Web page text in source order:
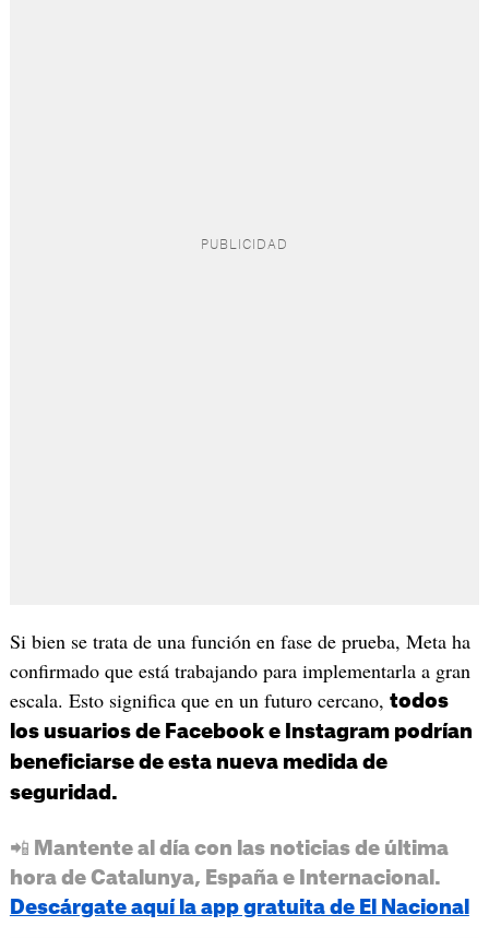
Si bien se trata de una función en fase de prueba, Meta ha
confirmado que está trabajando para implementarla a gran
escala. Esto significa que en un futuro cercano, todos
los usuarios de Facebook e Instagram podrían
beneficiarse de esta nueva medida de
seguridad.
📲 Mantente al día con las noticias de última
hora de Catalunya, España e Internacional.
Descárgate aquí la app gratuita de El Nacional